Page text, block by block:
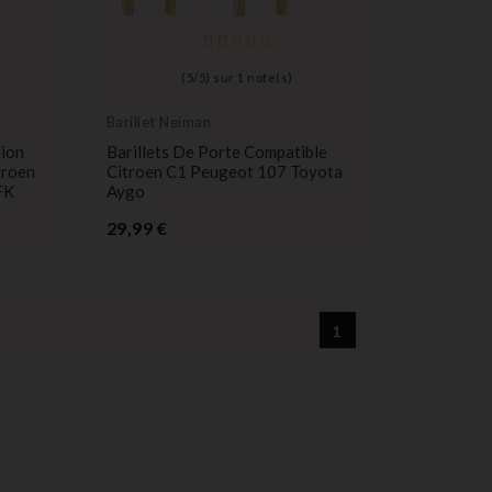
( 5/ 5) sur 1 note(s)
Barillet Neiman
Barillets De Porte Compatible
Citroen C1 Peugeot 107 Toyota
Aygo
29,99 €
1